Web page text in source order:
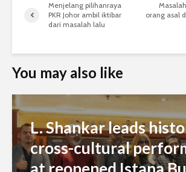
Menjelang pilihanraya
PKR Johor ambil iktibar
dari masalah lalu
orang asal
You may also like
L. Shankar leads
cross-cultural